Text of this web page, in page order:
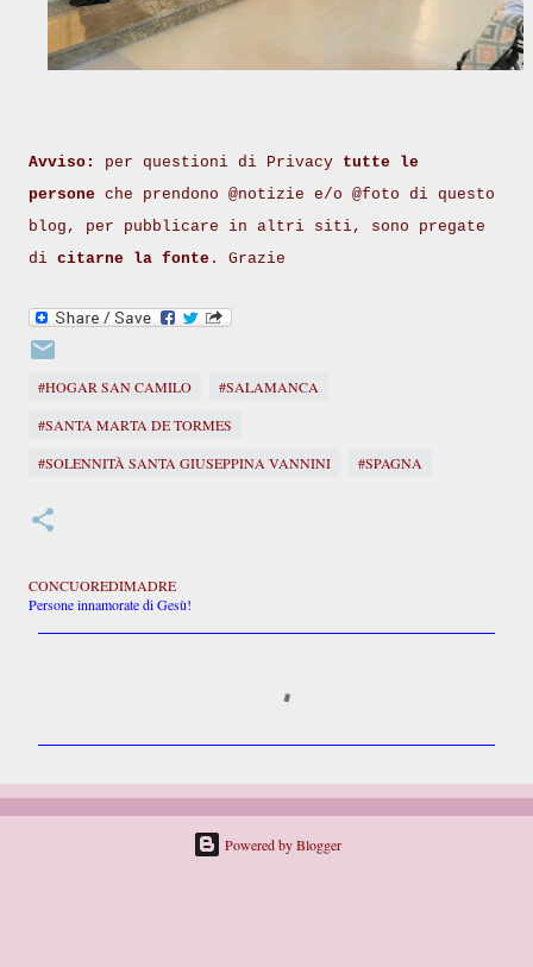
Avviso: per questioni di Privacy tutte le
persone che prendono @notizie e/o @foto di questo
blog, per pubblicare in altri siti, sono pregate
di citarne la fonte . Grazie
#HOGAR SAN CAMILO
#SALAMANCA
#SANTA MARTA DE TORMES
#SOLENNITÀ SANTA GIUSEPPINA VANNINI
#SPAGNA
CONCUOREDIMADRE
Persone innamorate di Gesù!
n
t
Powered by Blogger